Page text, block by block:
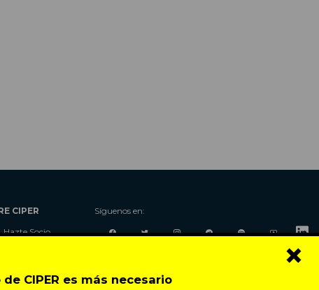
CIPER es más necesario
×
CIPER
Hazte Socio
Contacto
Síguenos en: